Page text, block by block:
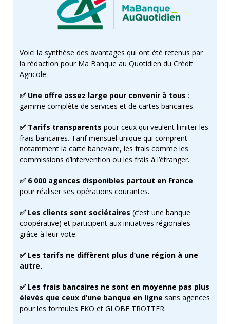
Voici la synthèse des avantages qui ont été retenus par
la rédaction pour Ma Banque au Quotidien du Crédit
Agricole.
✅ Une offre assez large pour convenir à tous :
gamme complète de services et de cartes bancaires.
✅ Tarifs transparents pour ceux qui veulent limiter les
frais bancaires. Tarif mensuel unique qui comprent
notamment la carte bancvaire, les frais comme les
commissions d’intervention ou les frais à l’étranger.
✅ 6 000 agences disponibles partout en France
pour réaliser ses opérations courantes.
✅ Les clients sont sociétaires (c’est une banque
coopérative) et participent aux initiatives régionales
grâce à leur vote.
✅ Les tarifs ne diffèrent plus d’une région à une
autre.
✅ Les frais bancaires ne sont en moyenne pas plus
élevés que ceux d’une banque en ligne sans agences
pour les formules EKO et GLOBE TROTTER.